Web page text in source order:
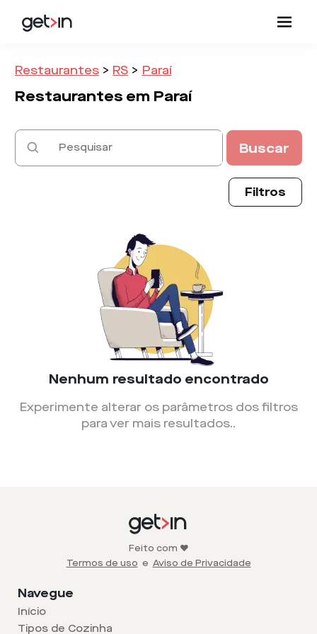
Restaurantes > RS > Paraí
Restaurantes em Paraí
Buscar
Filtros
Nenhum resultado encontrado
Experimente alterar os parâmetros dos filtros
para ver mais resultados..
Feito com ❤️
Termos de uso e Aviso de Privacidade
Navegue
Início
Tipos de Cozinha